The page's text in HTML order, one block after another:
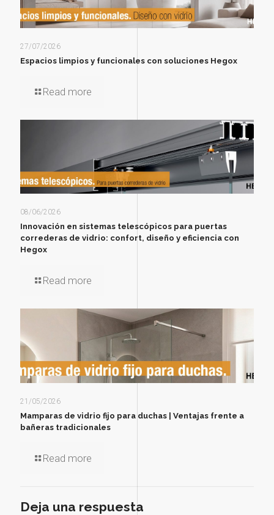
27/07/2026
Espacios limpios y funcionales con soluciones Hegox
Read more
08/06/2026
Innovación en sistemas telescópicos para puertas
correderas de vidrio: confort, diseño y eficiencia con
Hegox
Read more
21/05/2026
Mamparas de vidrio fijo para duchas | Ventajas frente a
bañeras tradicionales
Read more
Deja una respuesta